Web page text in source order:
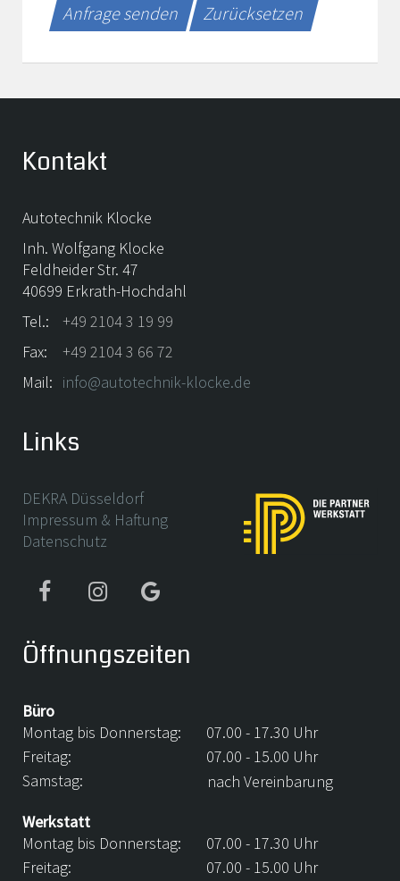
Anfrage senden Zurücksetzen
Kontakt
Autotechnik Klocke
Inh. Wolfgang Klocke
Feldheider Str. 47
40699 Erkrath-Hochdahl
Tel.:
+49 2104 3 19 99
Fax:
+49 2104 3 66 72
Mail: info@autotechnik-klocke.de
Links
DEKRA Düsseldorf
Impressum & Haftung
Datenschutz
Öffnungszeiten
Büro
Montag bis Donnerstag:
07.00 - 17.30 Uhr
Freitag:
07.00 - 15.00 Uhr
Samstag:
nach Vereinbarung
Werkstatt
Montag bis Donnerstag:
07.00 - 17.30 Uhr
Freitag:
07.00 - 15.00 Uhr